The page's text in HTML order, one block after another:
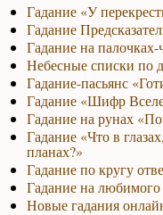
Гадание «У
Гадание
Гадание на палочках-
Небесные списки по
Гадание-пасьянс
Гадание «Шифр
Гадание на рунах
Гадание «Что в
планах?»
Гадание по кругу
Гадание на
Новые гадания